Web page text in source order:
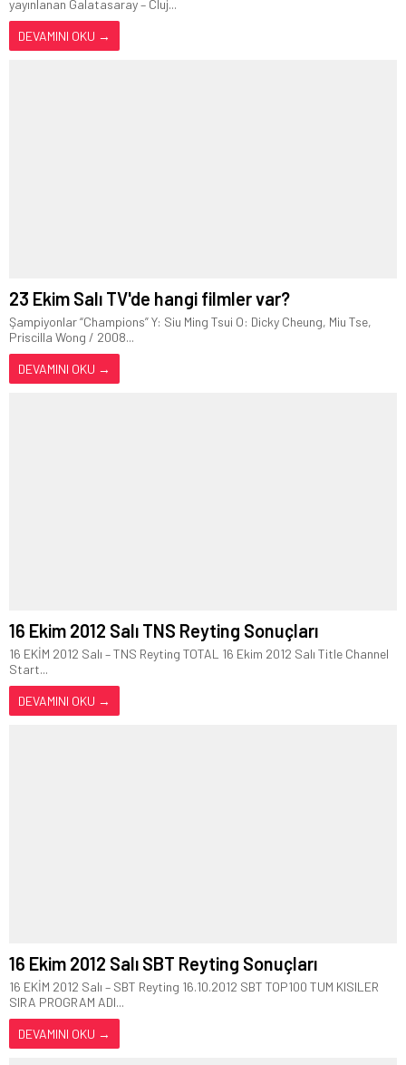
yayınlanan Galatasaray – Cluj...
DEVAMINI OKU →
23 Ekim Salı TV'de hangi filmler var?
Şampiyonlar “Champions” Y: Siu Ming Tsui O: Dicky Cheung, Miu Tse,
Priscilla Wong / 2008...
DEVAMINI OKU →
16 Ekim 2012 Salı TNS Reyting Sonuçları
16 EKİM 2012 Salı – TNS Reyting TOTAL 16 Ekim 2012 Salı Title Channel
Start...
DEVAMINI OKU →
16 Ekim 2012 Salı SBT Reyting Sonuçları
16 EKİM 2012 Salı – SBT Reyting 16.10.2012 SBT TOP100 TUM KISILER
SIRA PROGRAM ADI...
DEVAMINI OKU →